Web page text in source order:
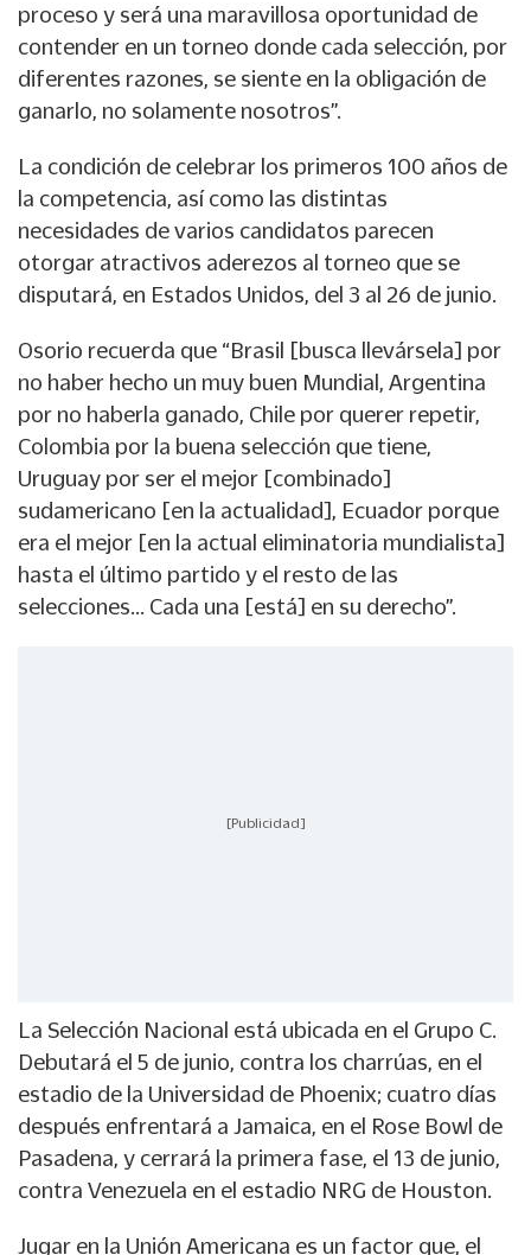
proceso y será una maravillosa oportunidad de
contender en un torneo donde cada selección, por
diferentes razones, se siente en la obligación de
ganarlo, no solamente nosotros”.
La condición de celebrar los primeros 100 años de
la competencia, así como las distintas
necesidades de varios candidatos parecen
otorgar atractivos aderezos al torneo que se
disputará, en Estados Unidos, del 3 al 26 de junio.
Osorio recuerda que “Brasil [busca llevársela] por
no haber hecho un muy buen Mundial, Argentina
por no haberla ganado, Chile por querer repetir,
Colombia por la buena selección que tiene,
Uruguay por ser el mejor [combinado]
sudamericano [en la actualidad], Ecuador porque
era el mejor [en la actual eliminatoria mundialista]
hasta el último partido y el resto de las
selecciones... Cada una [está] en su derecho”.
[Publicidad]
La Selección Nacional está ubicada en el Grupo C.
Debutará el 5 de junio, contra los charrúas, en el
estadio de la Universidad de Phoenix; cuatro días
después enfrentará a Jamaica, en el Rose Bowl de
Pasadena, y cerrará la primera fase, el 13 de junio,
contra Venezuela en el estadio NRG de Houston.
Jugar en la Unión Americana es un factor que, el